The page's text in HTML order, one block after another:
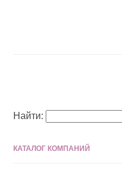
Найти:
КАТАЛОГ КОМПАНИЙ